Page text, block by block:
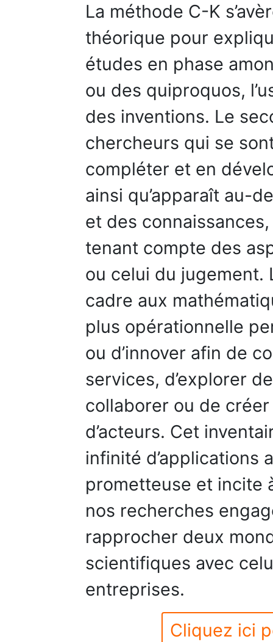
La méthode C-K
théorique pour
études en phase
ou des quiproquos,
des inventions. Le
chercheurs qui se
compléter et en
ainsi qu’apparaît au-
et des
tenant compte des
ou celui du jugement.
cadre aux
plus opérationnelle
ou d’innover afin de
services, d’explorer
collaborer ou de
d’acteurs. Cet
infinité d’applications
prometteuse et incite
nos recherches
rapprocher deux
scientifiques avec
entreprises.
Cliquez ici